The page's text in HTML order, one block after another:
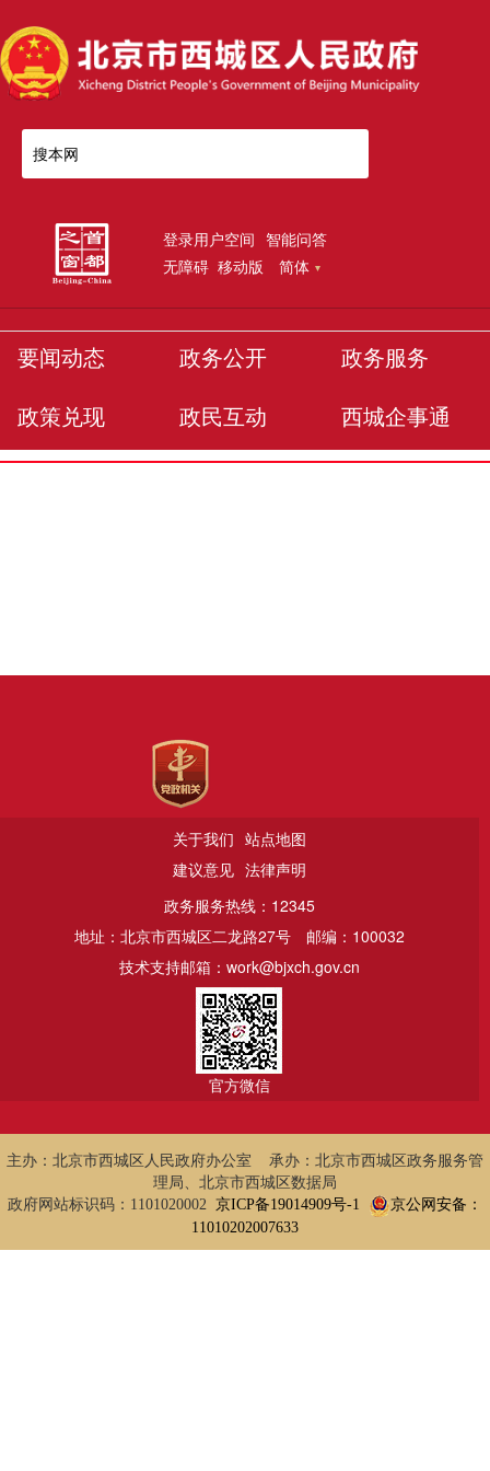
搜本网
登录用户空间 智能问答
无障碍 移动版 简体
要闻动态 政务公开 政务服务
政策兑现 政民互动 西城企事通
关于我们 站点地图
建议意见 法律声明
政务服务热线：12345
地址：北京市西城区二龙路27号
邮编：100032
技术支持邮箱：work@bjxch.gov.cn
官方微信
主办：北京市西城区人民政府办公室 承办：北京市西城区政务服务管
理局、北京市西城区数据局
政府网站标识码：1101020002 京ICP备19014909号-1
京公网安备：
11010202007633